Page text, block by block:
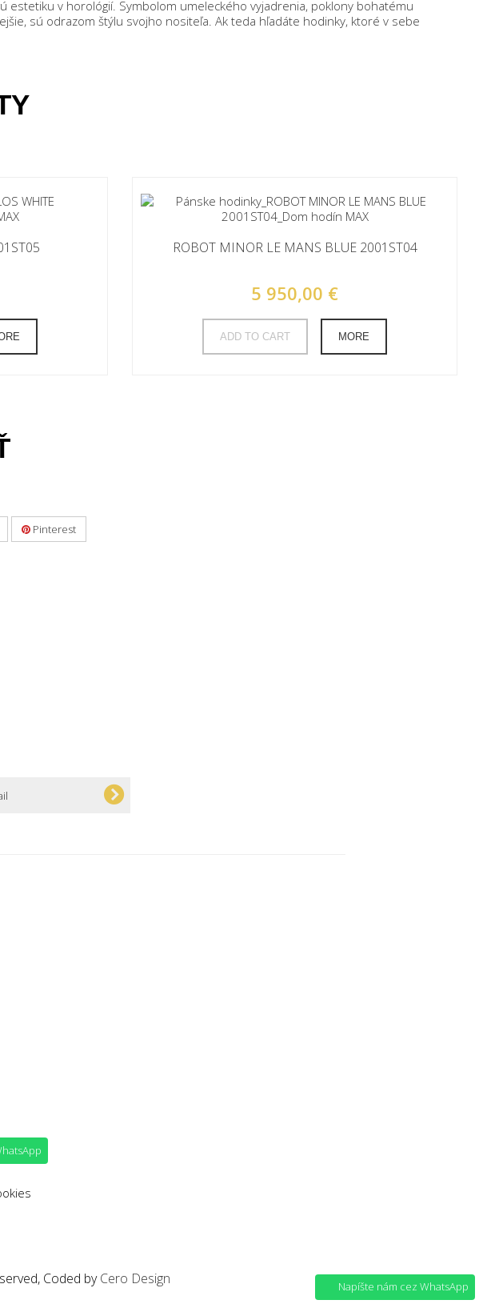
Napíšte nám cez WhatsApp
estetiku v horológií. Symbolom umeleckého vyjadrenia, poklony bohatému
sú odrazom štýlu svojho nositeľa. Ak teda hľadáte hodinky, ktoré v sebe
ROBOT MINOR LE MANS BLUE 2001ST04
5 950,00 €
ADD TO CART MORE
Pinterest
Coded byCero Design